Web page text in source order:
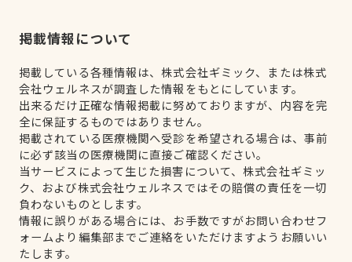
掲載情報について
掲載している各種情報は、株式会社ギミック、または株式
会社ウェルネスが調査した情報をもとにしています。
出来るだけ正確な情報掲載に努めておりますが、内容を完
全に保証するものではありません。
掲載されている医療機関へ受診を希望される場合は、事前
に必ず該当の医療機関に直接ご確認ください。
当サービスによって生じた損害について、株式会社ギミッ
ク、および株式会社ウェルネスではその賠償の責任を一切
負わないものとします。
情報に誤りがある場合には、お手数ですがお問い合わせフ
ォームより編集部までご連絡をいただけますようお願いい
たします。